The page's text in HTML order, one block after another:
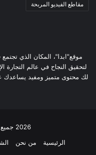
مقاطع الفيديو المربحة
موقع"ابدا"، المكان الذي تجتمع
لتحقيق النجاح في عالم التجارة
لك محتوى متميز ومفيد يساعدك
2026 جميع الحقوق محفوظة ابدأ
الرئيسية
من نحن